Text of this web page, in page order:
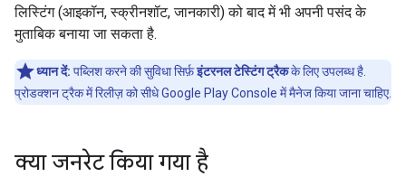
लिस्टिंग (आइकॉन, स्क्रीनशॉट, जानकारी) को बाद में भी अपनी पसंद के
मुताबिक बनाया जा सकता है.
ध्यान दें: पब्लिश करने की सुविधा सिर्फ़इंटरनल टेस्टिंग ट्रैकके लिए उपलब्ध है.
प्रोडक्शन ट्रैक में रिलीज़ को सीधे Google Play Console में मैनेज किया जाना चाहिए.
क्या जनरेट किया गया है